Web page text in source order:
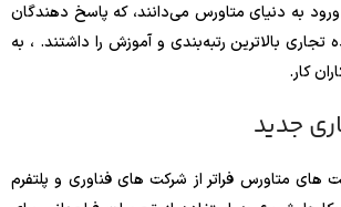
ورود به دنیای متاورس می‌دانند، که پاسخ دهندگان
تجاری بالاترین رتبه‌بندی و آموزش را داشتند. ، به
کار.
جدید
های متاورس فراتر از شرکت های فناوری و پلتفرم